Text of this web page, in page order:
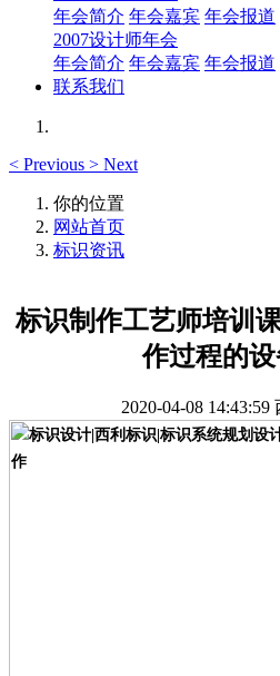
年会简介 年会嘉宾 年会报道
2007设计师年会
年会简介 年会嘉宾 年会报道
联系我们
< Previous > Next
你的位置
网站首页
标识资讯
标识制作工艺师培训
作过程的设
2020-04-08 14:43:59